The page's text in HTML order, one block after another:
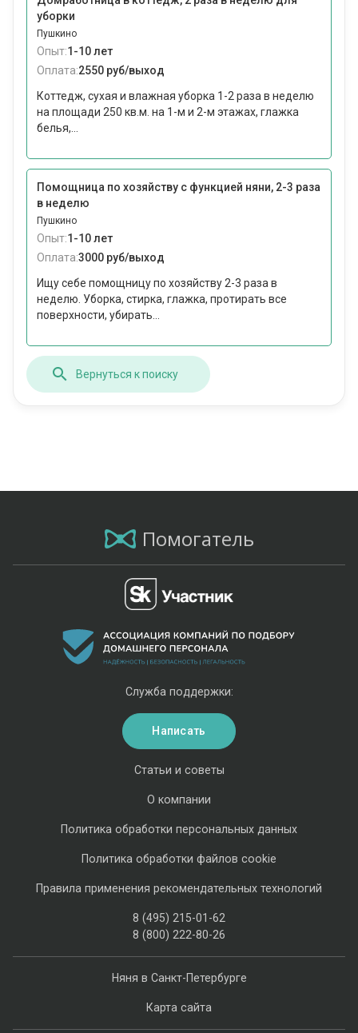
уборки
Пушкино
Опыт:1-10 лет
Оплата:2550 руб/выход
Коттедж, сухая и влажная уборка 1-2 раза в неделю
на площади 250 кв.м. на 1-м и 2-м этажах, глажка
белья,...
Помощница по хозяйству с функцией няни, 2-3 раза
в неделю
Пушкино
Опыт:1-10 лет
Оплата:3000 руб/выход
Ищу себе помощницу по хозяйству 2-3 раза в
неделю. Уборка, стирка, глажка, протирать все
поверхности, убирать...
Вернуться к поиску
Помогатель
Няня в Санкт-Петербурге
Карта сайта
Статьи и советы
О компании
Политика обработки персональных данных
Политика обработки файлов cookie
Правила применения рекомендательных технологий
8 (495) 215-01-62
8 (800) 222-80-26
Служба поддержки:
Написать